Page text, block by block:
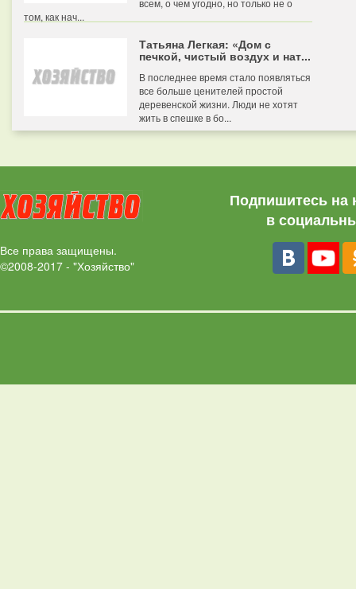
всем, о чем угодно, но только не о
том, как нач...
Татьяна Легкая: «Дом с
печкой, чистый воздух и нат...
В последнее время стало появляться
все больше ценителей простой
деревенской жизни. Люди не хотят
жить в спешке в бо...
Все права защищены.
©2008-2017 - "Хозяйство"
Подпишитесь на
в